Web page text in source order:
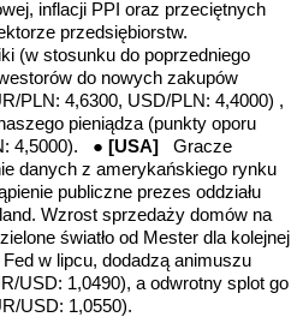
inflacji PPI oraz przeciętnych
przedsiębiorstw.
(w stosunku do poprzedniego
do nowych zakupów
PLN: 4,6300, USD/PLN: 4,4000) ,
pieniądza (punkty oporu
4,5000). ● [USA] Gracze
danych z amerykańskiego rynku
publiczne prezes oddziału
Wzrost sprzedaży domów na
światło od Mester dla kolejnej
w lipcu, dodadzą animuszu
USD: 1,0490), a odwrotny splot go
USD: 1,0550).